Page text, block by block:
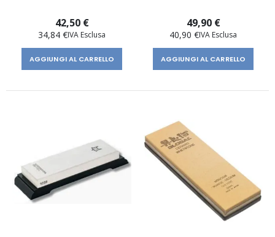
42,50 €
34,84 €
AGGIUNGI AL CARRELLO
49,90 €
40,90 €
AGGIUNGI AL CARRELLO